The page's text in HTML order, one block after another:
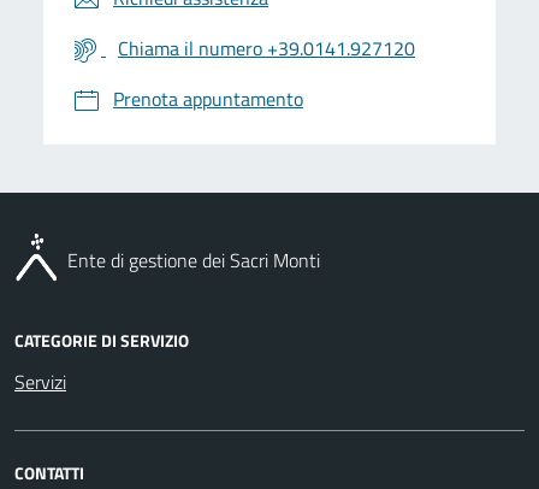
Chiama il numero +39.0141.927120
Prenota appuntamento
Ente di gestione dei Sacri Monti
CATEGORIE DI SERVIZIO
Servizi
CONTATTI